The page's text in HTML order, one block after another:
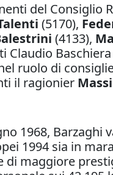
del Consiglio
(5170),
(4133),
Claudio
ruolo di
il ragionier
1968,
1994 sia in
maggiore